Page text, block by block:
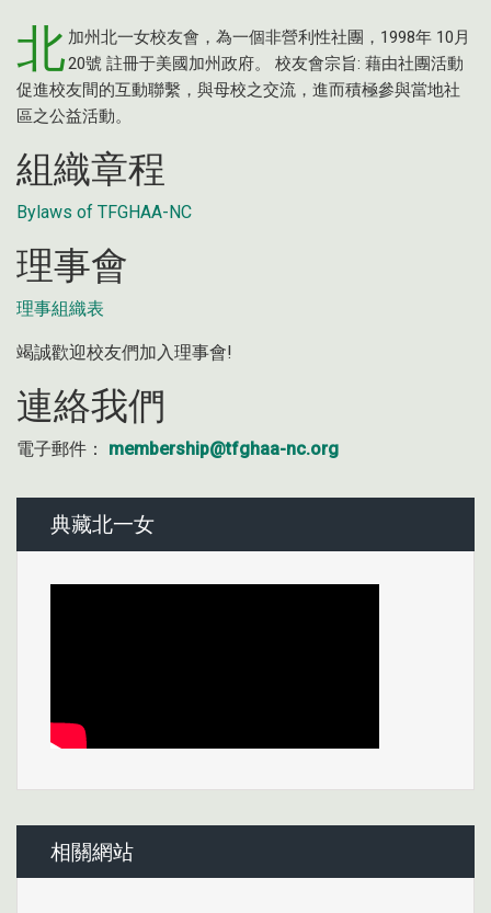
北 加州北一女校友會，為一個非營利性社團，1998年 10月
20號 註冊于美國加州政府。 校友會宗旨: 藉由社團活動
促進校友間的互動聯繫，與母校之交流，進而積極參與當地社
區之公益活動。
組織章程
Bylaws of TFGHAA-NC
理事會
理事組織表
竭誠歡迎校友們加入理事會!
連絡我們
電子郵件： membership@tfghaa-nc.org
典藏北一女
相關網站